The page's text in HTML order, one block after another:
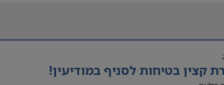
קצין בטיחות לסניף במודיעין!